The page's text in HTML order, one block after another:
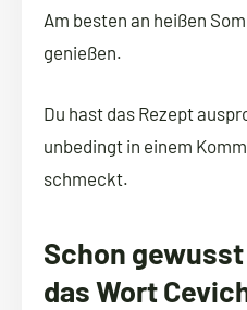
Am besten an heißen
genießen.
Du hast das Rezept
unbedingt in einem
schmeckt.
Schon
das Wort